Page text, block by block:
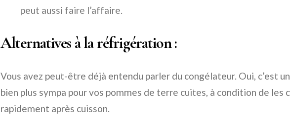
peut aussi faire l’affaire.
Alternatives à la réfrigération :
Vous avez peut-être déjà entendu parler du congélateur. Oui, c’est
bien plus sympa pour vos pommes de terre cuites, à condition de les
rapidement après cuisson.